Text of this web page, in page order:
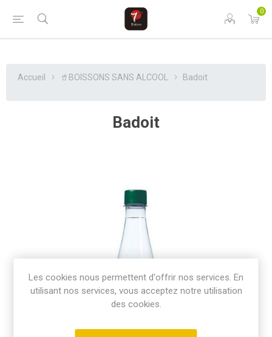
0
Accueil 🥤BOISSONS SANS ALCOOL Badoit
Badoit
Les cookies nous permettent d'offrir nos services. En
utilisant nos services, vous acceptez notre utilisation
des cookies.